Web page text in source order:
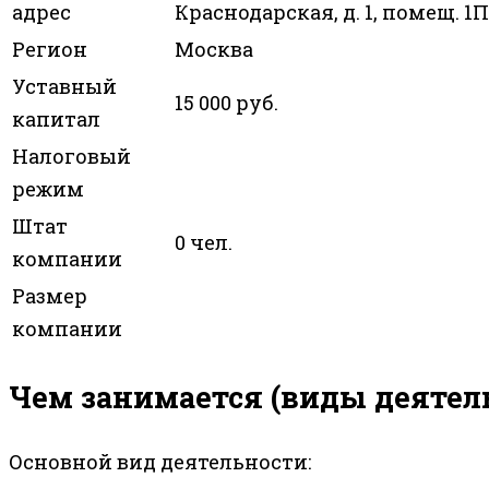
адрес
Краснодарская, д. 1, помещ. 1П
Регион
Москва
Уставный
капитал
15 000 руб.
Налоговый
режим
Штат
компании
0 чел.
Размер
компании
Чем занимается (виды
Основной вид деятельности: